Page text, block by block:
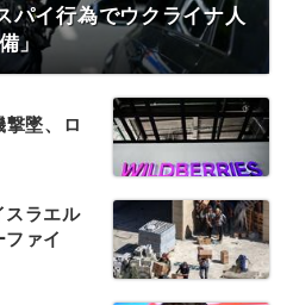
パイ行為でウクライナ人
」
墜、ロ
スラエル
ァイ